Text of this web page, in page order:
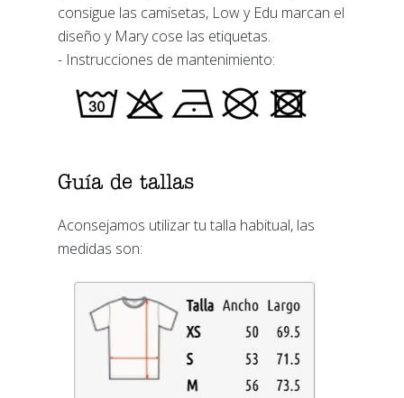
consigue las camisetas, Low y Edu marcan el
diseño y Mary cose las etiquetas.
- Instrucciones de mantenimiento:
Guía de tallas
Aconsejamos utilizar tu talla habitual, las
medidas son: